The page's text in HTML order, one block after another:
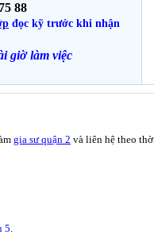
88
đọc kỹ trước khi nhận
giờlàm việc
gia sư quận 2 và liên hệ theo
5.